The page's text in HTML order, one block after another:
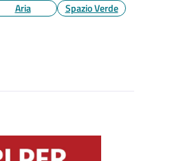
Aria Spazio Verde